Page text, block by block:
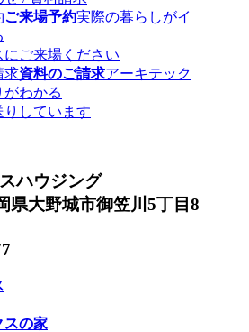
ご来場予約実際の暮らしがイ
にご来場ください
資料のご請求アーキテック
がわかる
しています
県大野城市御笠川5丁目8
スの家